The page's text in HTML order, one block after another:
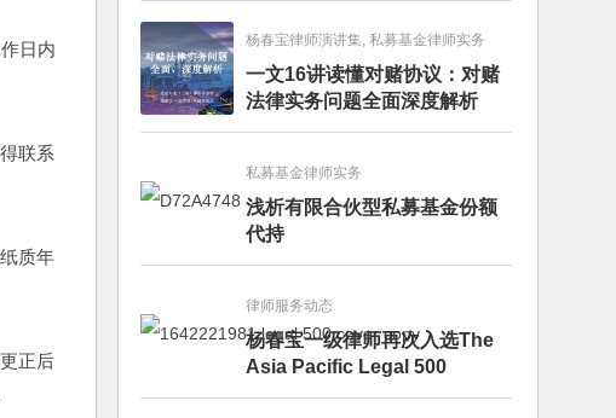
日内
联系
质年
正后
杨春宝律师演讲集, 私募基金律师实务
一文16讲读懂对赌协议：对赌
法律实务问题全面深度解析
私募基金律师实务
浅析有限合伙型私募基金份额
代持
律师服务动态
杨春宝一级律师再次入选The
Asia Pacific Legal 500